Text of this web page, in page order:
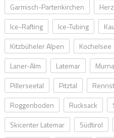
Garmisch-Partenkirchen
Ice-Rafting
Ice-Tubing
Kitzbüheler Alpen
Kochelsee
Laner-Alm
Latemar
Pillerseetal
Pitztal
Roggenboden
Rucksack
Skicenter Latemar
Südtirol